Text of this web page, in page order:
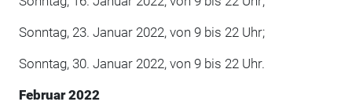
Sonntag, 23. Januar 2022, von 9 bis 22 Uhr;
Sonntag, 30. Januar 2022, von 9 bis 22 Uhr.
Februar 2022